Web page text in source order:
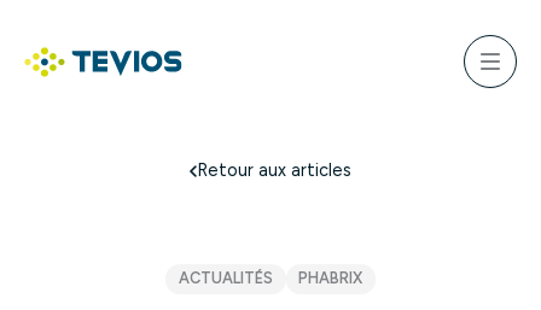
contenu
Menu
Retour aux articles
ACTUALITÉS PHABRIX